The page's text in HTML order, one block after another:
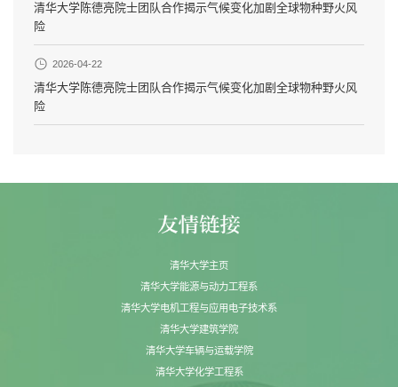
清华大学陈德亮院士团队合作揭示气候变化加剧全球物种野火风
险
2026-04-22
清华大学陈德亮院士团队合作揭示气候变化加剧全球物种野火风
险
清华大学主页
清华大学能源与动力工程系
清华大学电机工程与应用电子技术系
清华大学建筑学院
清华大学车辆与运载学院
清华大学化学工程系